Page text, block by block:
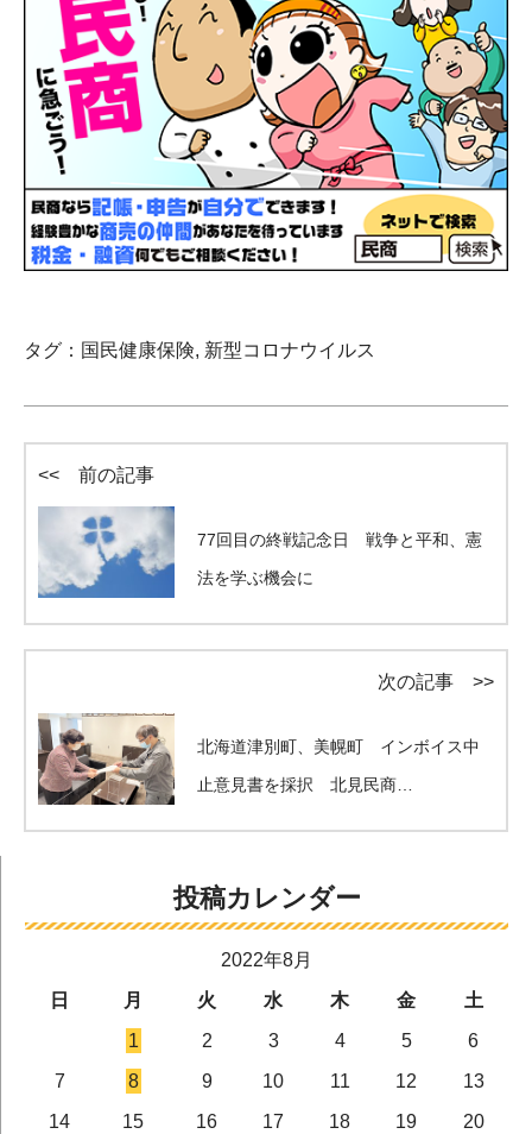
タグ： 国民健康保険, 新型コロナウイルス
<< 前の記事
77回目の終戦記念日 戦争と平和、憲
法を学ぶ機会に
次の記事 >>
北海道津別町、美幌町 インボイス中
止意見書を採択 北見民商…
投稿カレンダー
2022年8月
日
月 火 水 木 金
土
1
2 3 4 5
6
7
8 9 10 11 12
13
14
15 16 17 18 19
20